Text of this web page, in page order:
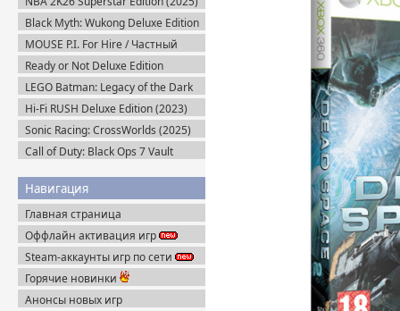
Steam-Rip
Black Myth: Wukong Deluxe Edition
(2024) Portable
MOUSE P.I. For Hire / Частный
детектив МАУС v.1.2.2 (2026)
Пиратка
Ready or Not Deluxe Edition
v.117216 + Все DLC (2023)
Пиратка
LEGO Batman: Legacy of the Dark
Knight / ЛЕГО Бэтмен: Наследие
Тёмного Рыцаря (2026) Portable
Hi-Fi RUSH Deluxe Edition (2023)
Пиратка
Sonic Racing: CrossWorlds (2025)
Steam-Rip
Call of Duty: Black Ops 7 Vault
Навигация
Главная страница
Оффлайн активация игр
Steam-аккаунты игр по сети
Горячие новинки
Анонсы новых игр